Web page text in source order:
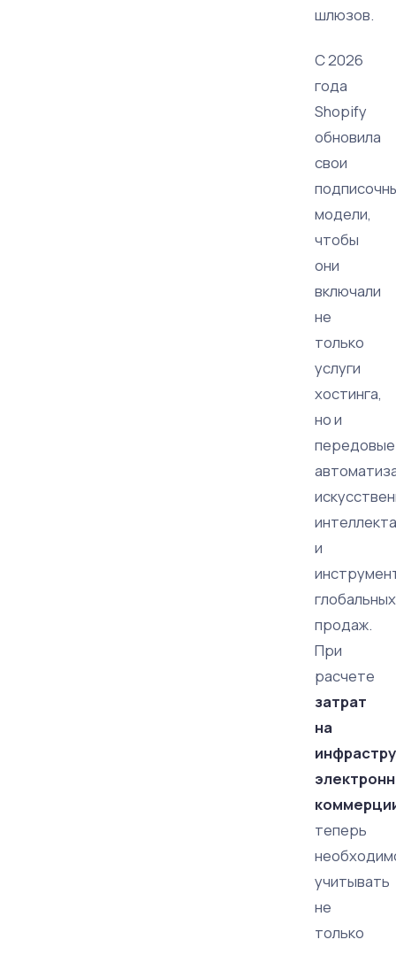
шлюзов.
С 2026
года
Shopify
обновила
свои
модели,
чтобы
они
включали
не
только
услуги
хостинга,
но и
передовые
интеллекта
и
глобальных
продаж.
При
расчете
затрат
на
теперь
учитывать
не
только